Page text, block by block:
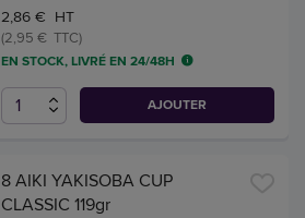
2,86 € HT
(2,95 € TTC)
EN STOCK, LIVRÉ EN 24/48H
AJOUTER
8 AIKI YAKISOBA CUP
CLASSIC 119gr